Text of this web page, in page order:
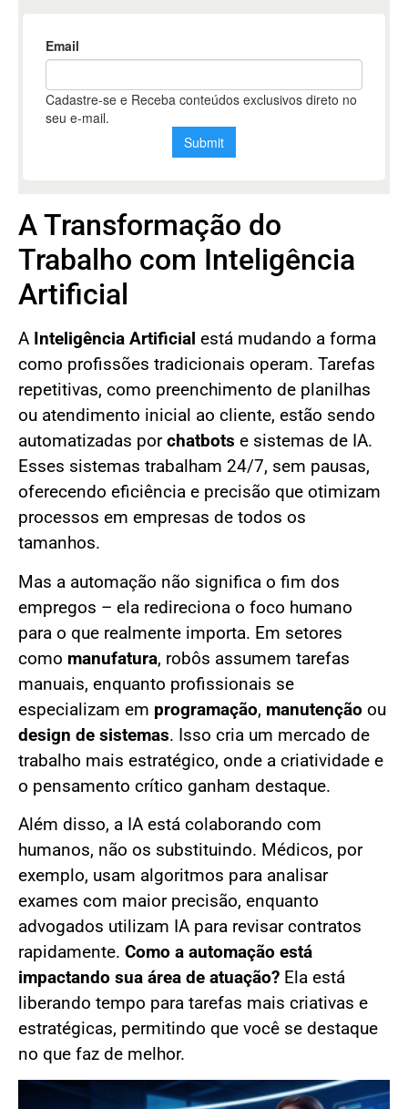
A Transformação do
Trabalho com Inteligência
Artificial
A Inteligência Artificial está mudando a forma
como profissões tradicionais operam. Tarefas
repetitivas, como preenchimento de planilhas
ou atendimento inicial ao cliente, estão sendo
automatizadas porchatbots e sistemas de IA.
Esses sistemas trabalham 24/7, sem pausas,
oferecendo eficiência e precisão que otimizam
processos em empresas de todos os
tamanhos.
Mas a automação não significa o fim dos
empregos – ela redireciona o foco humano
para o que realmente importa. Em setores
como manufatura, robôs assumem tarefas
manuais, enquanto profissionais se
especializam em programação, manutenção ou
design de sistemas. Isso cria um mercado de
trabalho mais estratégico, onde a criatividade e
o pensamento crítico ganham destaque.
Além disso, a IA está colaborando com
humanos, não os substituindo. Médicos, por
exemplo, usam algoritmos para analisar
exames com maior precisão, enquanto
advogados utilizam IA para revisar contratos
rapidamente. Como a automação está
impactando sua área de atuação? Ela está
liberando tempo para tarefas mais criativas e
estratégicas, permitindo que você se destaque
no que faz de melhor.